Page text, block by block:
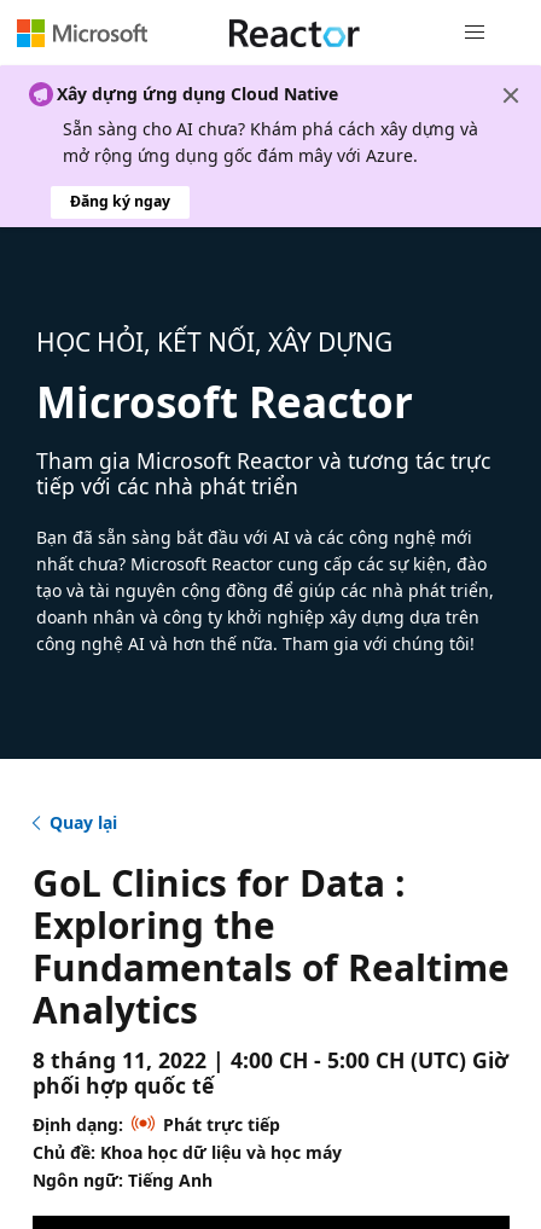
Xây dựng ứng dụng Cloud Native
Sẵn sàng cho AI chưa? Khám phá cách xây dựng và
mở rộng ứng dụng gốc đám mây với Azure.
Đăng ký ngay
HỌC HỎI, KẾT NỐI, XÂY DỰNG
Microsoft Reactor
Tham gia Microsoft Reactor và tương tác trực
tiếp với các nhà phát triển
Bạn đã sẵn sàng bắt đầu với AI và các công nghệ mới
nhất chưa? Microsoft Reactor cung cấp các sự kiện, đào
tạo và tài nguyên cộng đồng để giúp các nhà phát triển,
doanh nhân và công ty khởi nghiệp xây dựng dựa trên
công nghệ AI và hơn thế nữa. Tham gia với chúng tôi!
Quay lại
GoL Clinics for Data :
Exploring the
Fundamentals of Realtime
Analytics
8 tháng 11, 2022 | 4:00 CH - 5:00 CH (UTC) Giờ
phối hợp quốc tế
Định dạng:
Phát trực tiếp
Chủ đề: Khoa học dữ liệu và học máy
Ngôn ngữ: Tiếng Anh